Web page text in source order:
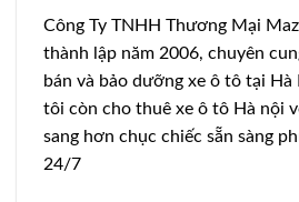
Công Ty TNHH Thương Mại
thành lập năm 2006, chuyên
bán và bảo dưỡng xe ô tô tại Hà
tôi còn cho thuê xe ô tô Hà nội
sang hơn chục chiếc sẵn sàng
24/7